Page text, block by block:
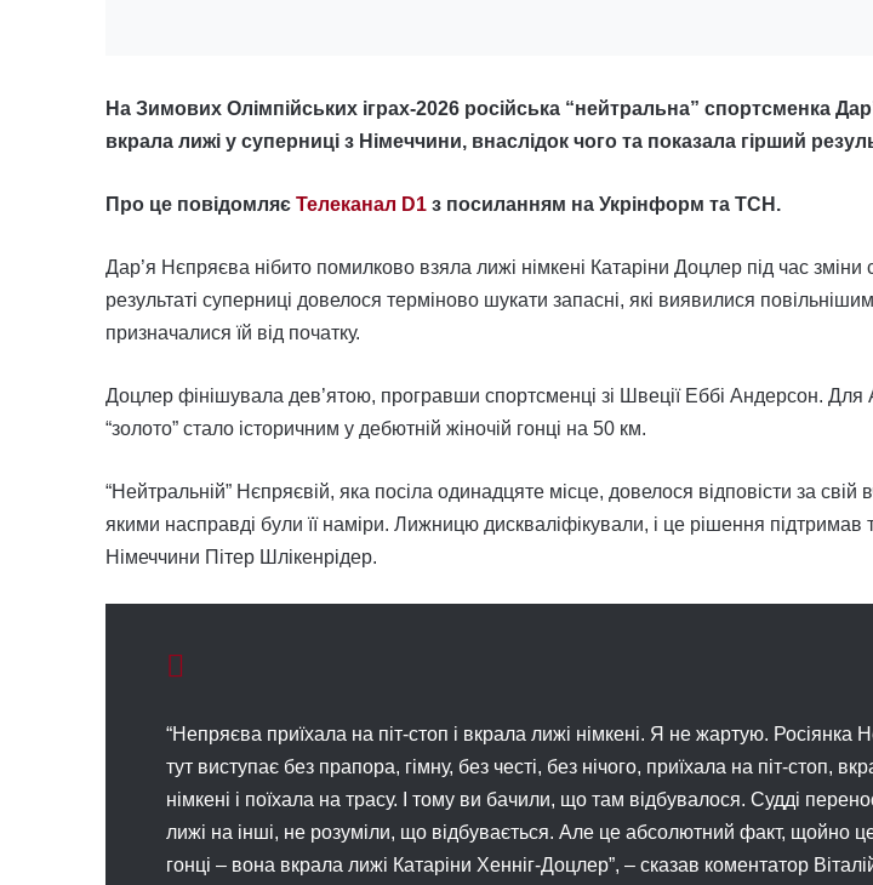
На Зимових Олімпійських іграх-2026 російська “нейтральна” спортсменка
вкрала лижі у суперниці з Німеччини, внаслідок чого та показала гірший
Про це повідомляє Телеканал D1 з посиланням на Укрінформ та ТСН.
Дар’я Нєпряєва нібито помилково взяла лижі німкені Катаріни Доцлер під час
результаті суперниці довелося терміново шукати запасні, які виявилися
призначалися їй від початку.
Доцлер фінішувала дев’ятою, програвши спортсменці зі Швеції Еббі Андерсон.
“золото” стало історичним у дебютній жіночій гонці на 50 км.
“Нейтральній” Нєпряєвій, яка посіла одинадцяте місце, довелося відповісти за свій
якими насправді були її наміри. Лижницю дискваліфікували, і це рішення підтримав
Німеччини Пітер Шлікенрідер.
“Непряєва приїхала на піт-стоп і вкрала лижі німкені. Я не жартую. Росіянка
тут виступає без прапора, гімну, без честі, без нічого, приїхала на піт-стоп,
німкені і поїхала на трасу. І тому ви бачили, що там відбувалося. Судді
лижі на інші, не розуміли, що відбувається. Але це абсолютний факт, щойно
гонці – вона вкрала лижі Катаріни Хенніг-Доцлер”, – сказав коментатор